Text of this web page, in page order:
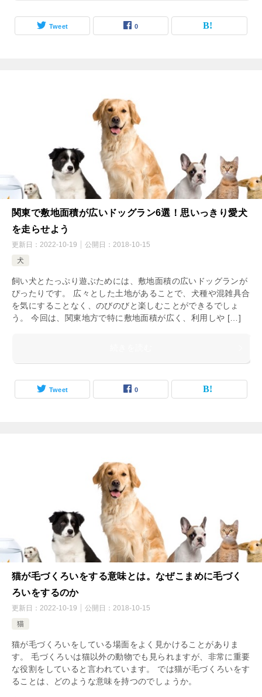
Tweet 0
関東で敷地面積が広いドッグラン6選！思いっきり愛犬
を走らせよう
更新日： 2022-10-19 公開日： 2018-10-15
犬
飼い犬とたっぷり遊ぶためには、敷地面積の広いドッグランが
ぴったりです。 広々とした土地があることで、犬種や混雑具合
を気にすることなく、のびのびと楽しむことができるでしょ
う。 今回は、関東地方で特に敷地面積が広く、利用しや […]
Tweet 0
猫が毛づくろいをする意味とは。なぜこまめに毛づく
ろいをするのか
更新日： 2022-10-19 公開日： 2018-10-15
猫
猫が毛づくろいをしている場面をよく見かけることがありま
す。 毛づくろいは猫以外の動物でも見られますが、非常に重要
な役割をしていると言われています。 では猫が毛づくろいをす
ることは、どのような意味を持つのでしょうか。